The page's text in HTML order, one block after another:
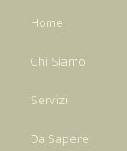
Home
Chi Siamo
Servizi
Da Sapere